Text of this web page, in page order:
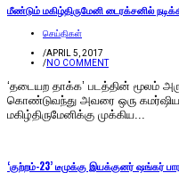
மீண்டும் மகிழ்திருமேனி டைரக்சனில்
செய்திகள்
/APRIL 5, 2017
/NO COMMENT
‘தடையற தாக்க’ படத்தின் மூலம்
கொண்டுவந்து அவரை ஒரு
மகிழ்திருமேனிக்கு முக்கிய...
‘குற்றம்-23’ டீமுக்கு இயக்குனர் ஷங்கர்